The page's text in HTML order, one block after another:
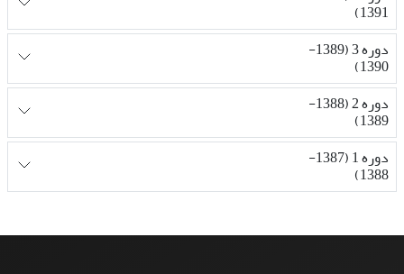
1391)
دوره 3 (1389-
1390)
دوره 2 (1388-
1389)
دوره 1 (1387-
1388)